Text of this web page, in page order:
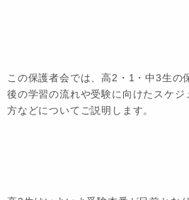
この保護者会では、高2・1・中3生の
後の学習の流れや受験に向けたスケジ
方などについてご説明します。